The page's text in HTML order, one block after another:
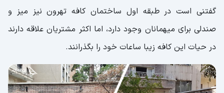
گفتنی است در طبقه اول ساختمان کافه تهرون نیز میز و
صندلی برای میهمانان وجود دارد، اما اکثر مشتریان علاقه دارند
در حیات این کافه زیبا ساعات خود را بگذرانند.